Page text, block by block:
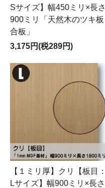
Sサイズ】幅450ミリ×長さ
900ミリ「天然木のツキ板
合板」
3,175円(税289円)
【１ミリ厚】クリ【板目：
Lサイズ】幅900ミリ×長さ